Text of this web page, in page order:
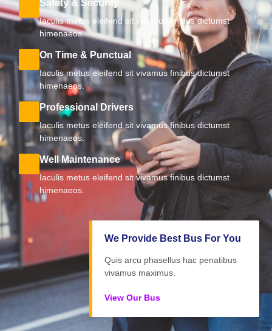
Safety & Security
Iaculis metus eleifend sit vivamus finibus dictumst
himenaeos.
On Time & Punctual
Iaculis metus eleifend sit vivamus finibus dictumst
himenaeos.
Professional Drivers
Iaculis metus eleifend sit vivamus finibus dictumst
himenaeos.
Well Maintenance
Iaculis metus eleifend sit vivamus finibus dictumst
himenaeos.
We Provide Best Bus For You
Quis arcu phasellus hac penatibus
vivamus maximus.
View Our Bus